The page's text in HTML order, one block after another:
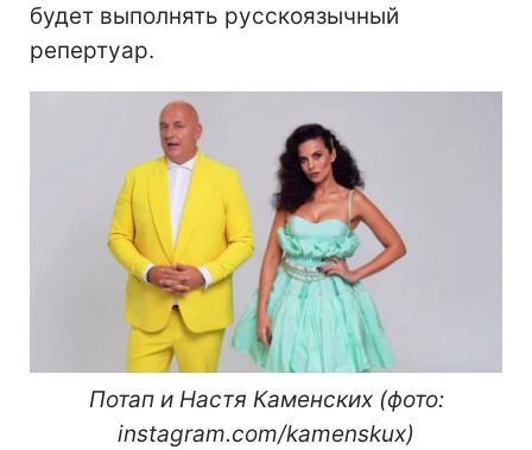
будет выполнять русскоязычный
репертуар.
Потап и Настя Каменских (фото:
instagram.com/kamenskux)